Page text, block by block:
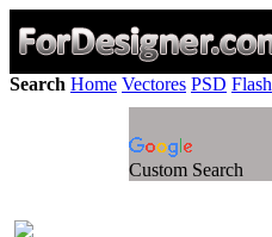
Search Home Vectores PSD Flash
Custom Search